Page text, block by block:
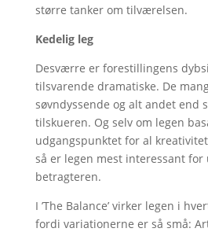
større tanker om tilværelsen.
Kedelig leg
Desværre er forestillingens
tilsvarende dramatiske. De
søvndyssende og alt andet end
tilskueren. Og selv om legen
udgangspunktet for al
så er legen mest interessant for
betragteren.
I ’The Balance’ virker legen i
fordi variationerne er så små: